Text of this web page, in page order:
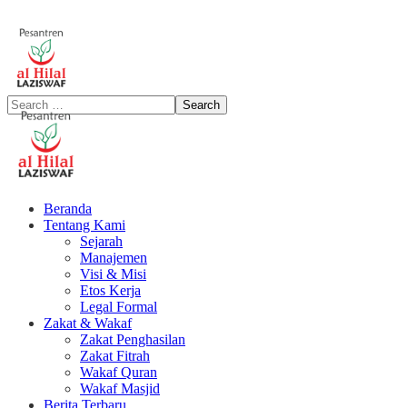
Beranda
Tentang Kami
Sejarah
Manajemen
Visi & Misi
Etos Kerja
Legal Formal
Zakat & Wakaf
Zakat Penghasilan
Zakat Fitrah
Wakaf Quran
Wakaf Masjid
Berita Terbaru